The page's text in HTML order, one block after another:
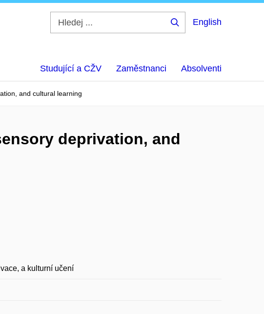
English
Studující a CŽV Zaměstnanci Absolventi
and cultural learning
deprivation, and
a kulturní učení